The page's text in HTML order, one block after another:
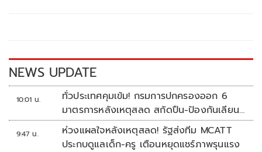
k k
NEWS UPDATE
10:01 น.
ทั่วประเทศคุมเข้ม! กรมการปกครองออก 6
มาตรการหลังเหตุสลด สกัดปืน-ป้องกันเลียน
แบบ
9:47 น.
ห่วงแผลใจหลังเหตุสลด! รัฐส่งทีม MCATT
ประกบดูแลเด็ก-ครู เตือนหยุดแชร์ภาพรุนแรง